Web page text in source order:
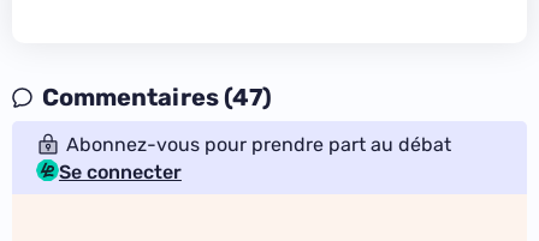
Commentaires (47)
Abonnez-vous pour prendre part au débat
Se connecter